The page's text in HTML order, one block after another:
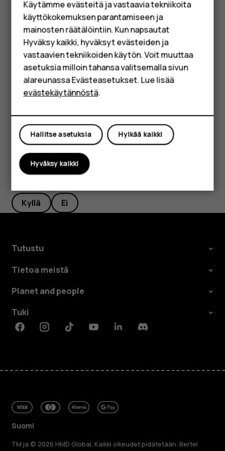
Lisävarusteet
HMD Terra M
Yrityksille
Tabletit
Shop
Napauta kohtaasearch.
Suodata osoitekirjaasi
NapautaOsoitekirja>menu>settingsAsetukset, napauta
LajitteletaiNimen muotoOsoitekirja-luettelossa.
Tuo tai vie yhteystiedot
Oliko tästä apua?
Kyllä Ei
Tutustu
Tietoa meistä
Planet and people
Tuki
FacebookInstagramTiktokYoutubeLinkedinDiscord
Suomi
TM ja © 2026 HMD Global. Kaikki oikeudet pidätetään. Bertel
Käytämme evästeitä ja vastaavia tekniikoita
käyttökokemuksen parantamiseen ja
mainosten räätälöintiin. Kun napsautat
Hyväksy kaikki, hyväksyt evästeiden ja
vastaavien tekniikoiden käytön. Voit muuttaa
asetuksia milloin tahansa valitsemalla sivun
alareunassa Evästeasetukset. Lue lisää
evästekäytännöstä.
Hylkää kaikki
Hallitse asetuksia
Hyväksy kaikki